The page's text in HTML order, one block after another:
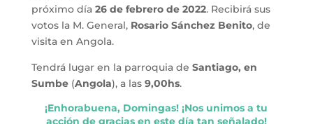
próximo día 26 de febrero de 2022. Recibirá sus
votos la M. General, Rosario Sánchez Benito, de
visita en Angola.
Tendrá lugar en la parroquia de Santiago, en
Sumbe(Angola), a las 9,00hs.
¡Enhorabuena, Domingas! ¡Nos unimos a tu
acción de gracias en este día tan señalado!